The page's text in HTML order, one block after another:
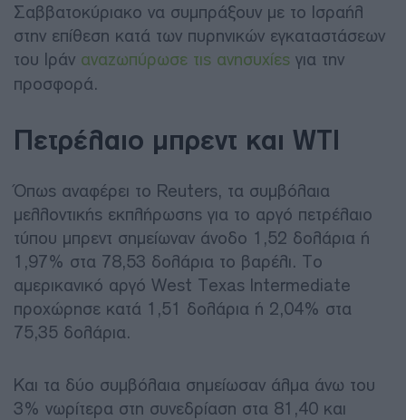
Σαββατοκύριακο να συμπράξουν με το Ισραήλ
στην επίθεση κατά των πυρηνικών εγκαταστάσεων
του Ιράν αναζωπύρωσε τις ανησυχίες για την
προσφορά.
Πετρέλαιο μπρεντ και WTI
Όπως αναφέρει το Reuters, τα συμβόλαια
μελλοντικής εκπλήρωσης για το αργό πετρέλαιο
τύπου μπρεντ σημείωναν άνοδο 1,52 δολάρια ή
1,97% στα 78,53 δολάρια το βαρέλι. Το
αμερικανικό αργό West Texas Intermediate
προχώρησε κατά 1,51 δολάρια ή 2,04% στα
75,35 δολάρια.
Και τα δύο συμβόλαια σημείωσαν άλμα άνω του
3% νωρίτερα στη συνεδρίαση στα 81,40 και